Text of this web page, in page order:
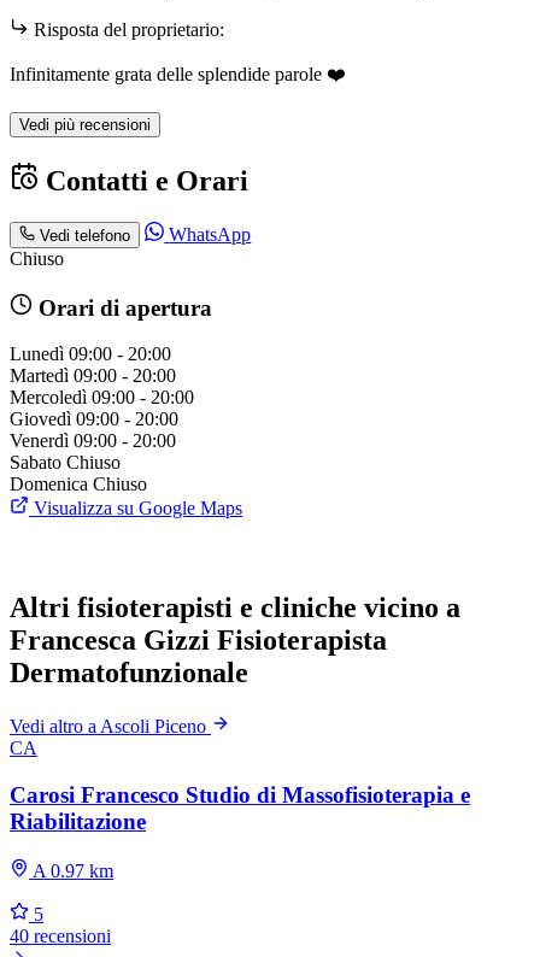
Risposta del proprietario:
Infinitamente grata delle splendide parole ❤️
Vedi più recensioni
Contatti e Orari
Vedi telefono
WhatsApp
Chiuso
Orari di apertura
Lunedì 09:00 - 20:00
Martedì 09:00 - 20:00
Mercoledì 09:00 - 20:00
Giovedì 09:00 - 20:00
Venerdì 09:00 - 20:00
Sabato Chiuso
Domenica Chiuso
Visualizza su Google Maps
Altri fisioterapisti e cliniche vicino a
Francesca Gizzi Fisioterapista
Dermatofunzionale
Vedi altro a Ascoli Piceno
CA
Carosi Francesco Studio di Massofisioterapia e
Riabilitazione
A 0.97 km
5
40 recensioni